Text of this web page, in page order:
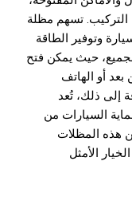
التركيب. تسهم مظلة
وتوفير الطاقة
حيث يمكن فتح
بعد أو الهاتف
إلى ذلك، تُعد
السيارات من
هذه المظلات
الأمثل